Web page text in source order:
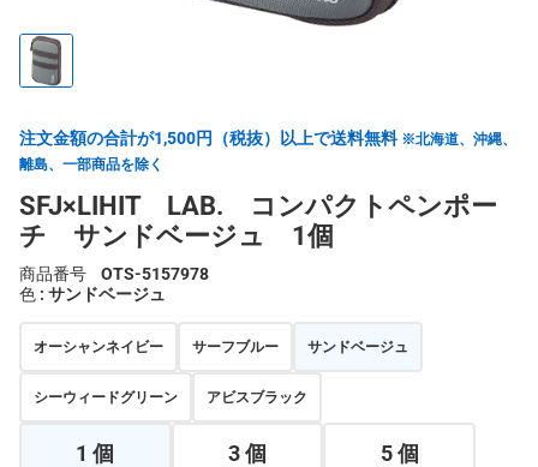
注文金額の合計が1,500円（税抜）以上で送料無料 ※北海道、沖縄、
離島、一部商品を除く
SFJ×LIHIT LAB. コンパクトペンポー
チ サンドベージュ 1個
商品番号
OTS-5157978
色 : サンドベージュ
オーシャンネイビー サーフブルー サンドベージュ
シーウィードグリーン アビスブラック
1 個
3 個
5 個